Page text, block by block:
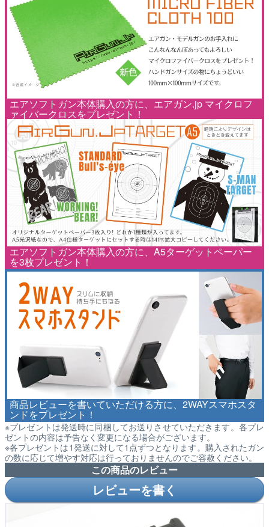
エアソフトガン本体購入の方に、エアガン.jp マイクロフ
ァイバークロスをプレゼント！
エアソフトガン本体購入の方に、A5ターゲットペーパー
を3枚プレゼント！
商品レビューを書いていただける方に、2WAYスマホスタ
ンドをプレゼント！
※プレゼントは発送時に同梱してお送りさせていただきます。各プレ
ゼントの内容は予告なく変更になる場合がございます。
※各プレゼントは1発送に対して1点ずつとなります。購入されたガン
の数に応じて増やす対応は行っておりませんのでご容赦ください。
この商品のレビュー
レビューを書く